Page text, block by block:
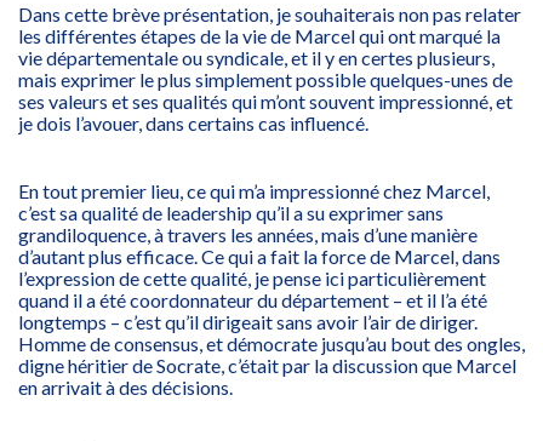
Dans cette brève présentation, je souhaiterais non pas relater
les différentes étapes de la vie de Marcel qui ont marqué la
vie départementale ou syndicale, et il y en certes plusieurs,
mais exprimer le plus simplement possible quelques-unes de
ses valeurs et ses qualités qui m’ont souvent impressionné, et
je dois l’avouer, dans certains cas influencé.
En tout premier lieu, ce qui m’a impressionné chez Marcel,
c’est sa qualité de leadership qu’il a su exprimer sans
grandiloquence, à travers les années, mais d’une manière
d’autant plus efficace. Ce qui a fait la force de Marcel, dans
l’expression de cette qualité, je pense ici particulièrement
quand il a été coordonnateur du département – et il l’a été
longtemps – c’est qu’il dirigeait sans avoir l’air de diriger.
Homme de consensus, et démocrate jusqu’au bout des ongles,
digne héritier de Socrate, c’était par la discussion que Marcel
en arrivait à des décisions.